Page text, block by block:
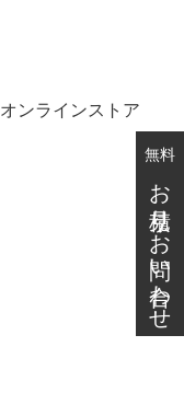
オンラインストア
無料
お見積り・お問い合わせ